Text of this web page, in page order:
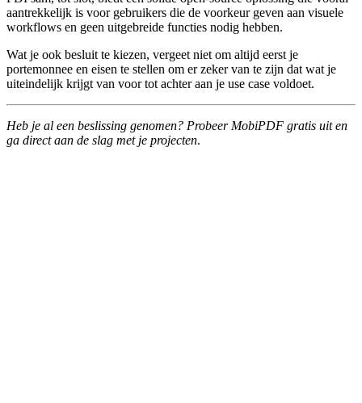
aantrekkelijk is voor gebruikers die de voorkeur geven aan visuele
workflows en geen uitgebreide functies nodig hebben.
Wat je ook besluit te kiezen, vergeet niet om altijd eerst je
portemonnee en eisen te stellen om er zeker van te zijn dat wat je
uiteindelijk krijgt van voor tot achter aan je use case voldoet.
Heb je al een beslissing genomen? Probeer MobiPDF gratis uit en
ga direct aan de slag met je projecten.